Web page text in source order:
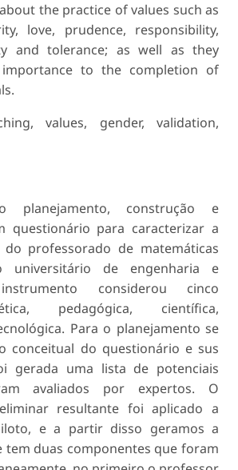
the practice of values such as
love, prudence, responsibility,
and tolerance; as well as they
to the completion of
values, gender, validation,
planejamento, construção e
questionário para caracterizar a
professorado de matemáticas
universitário de engenharia e
considerou cinco
pedagógica, científica,
Para o planejamento se
conceitual do questionário e sus
gerada uma lista de potenciais
avaliados por expertos. O
resultante foi aplicado a
e a partir disso geramos a
tem duas componentes que foram